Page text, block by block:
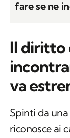
fare se ne
Il diritto
va
Spinti da
riconosce ai